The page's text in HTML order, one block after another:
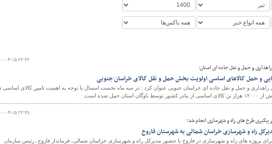
۱۴۰۰-۰۴-۱۵
و حمل و نقل جاده ای استان:
و حمل کالاهای اساسی اولویت بخش حمل و نقل کالای خراسان جنوبی
راهداری و حمل و نقل جاده ای خراسان جنوبی عنوان کرد : در سه ماه نخست امسال با توجه به اهمیت تامین کالای اساسی
حمل شده است.
۱۴۰۰-۰۴-۱۵
پیگیری طرح های راه و شهرسازی انجام شد؛
راه و شهرسازی خراسان شمالی به شهرستان فاروج
پروژه های راه و شهرسازی در فاروج با حضور مدیرکل راه و شهرسازی خراسان شمالی، فرماندار فاروج، رئیس سازمان